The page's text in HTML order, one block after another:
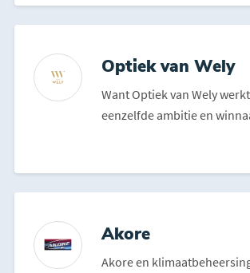
Optiek van Wely
Want Optiek van Wely
eenzelfde ambitie en
Akore
Akore en